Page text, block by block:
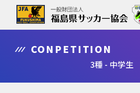
CONPETITION
3種 - 中学生